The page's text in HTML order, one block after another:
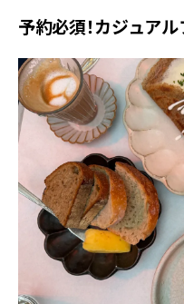
予約必須！カジュア